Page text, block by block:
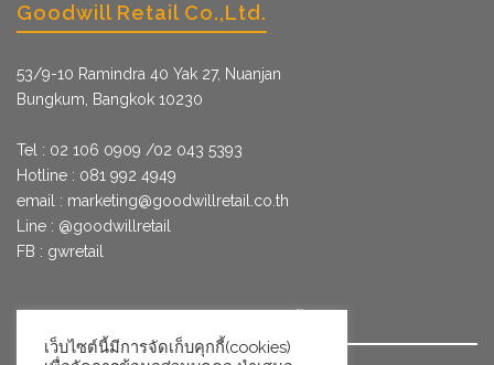
Goodwill Retail Co.,Ltd.
53/9­-10 Ramindra 40 Yak 27, Nuanjan
Bungkum, Bangkok 10230
Tel : 02 106 0909 /02 043 5393
Hotline : 081 992 4949
email : marketing@goodwillretail.co.th
Line : @goodwillretail
FB : gwretail
เว็บไซต์นี้มีการจัดเก็บคุกกี้(cookies)